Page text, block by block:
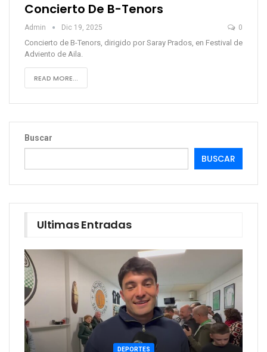
Concierto De B-Tenors
Admin Dic 19, 2025 0
Concierto de B-Tenors, dirigido por Saray Prados, en Festival de
Adviento de Aila.
READ MORE...
Buscar
BUSCAR
Ultimas Entradas
DEPORTES